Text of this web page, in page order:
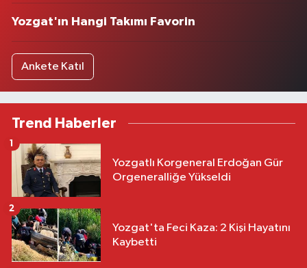
Yozgat'ın Hangi Takımı Favorin
Ankete Katıl
Trend Haberler
Yozgatlı Korgeneral Erdoğan Gür
Orgeneralliğe Yükseldi
1
Yozgat'ta Feci Kaza: 2 Kişi Hayatını
Kaybetti
2